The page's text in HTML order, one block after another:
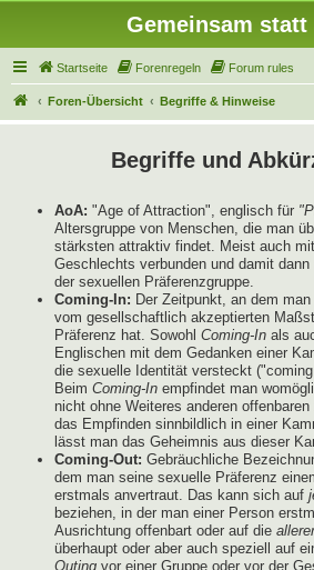
Gemeinsam statt
Startseite Forenregeln Forum rules
Foren-Übersicht Begriffe & Hinweise
Begriffe und
AoA: "Age of Attraction", englisch für
Altersgruppe von Menschen, die man
stärksten attraktiv findet. Meist auch
Geschlechts verbunden und damit
der sexuellen Präferenzgruppe.
Coming-In: Der Zeitpunkt, an dem
vom gesellschaftlich akzeptierten
Präferenz hat. Sowohl Coming-In als
Englischen mit dem Gedanken einer
die sexuelle Identität versteckt
Beim Coming-In empfindet man
nicht ohne Weiteres anderen
das Empfinden sinnbildlich in einer
lässt man das Geheimnis aus dieser
Coming-Out: Gebräuchliche
dem man seine sexuelle Präferenz
erstmals anvertraut. Das kann sich auf
beziehen, in der man einer Person
Ausrichtung offenbart oder auf die
überhaupt oder aber auch speziell auf
Outing vor einer Gruppe oder vor der